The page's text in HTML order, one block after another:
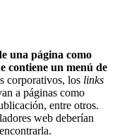
una página como
contiene un menú de
corporativos, los links
a páginas como
entre otros.
web deberían